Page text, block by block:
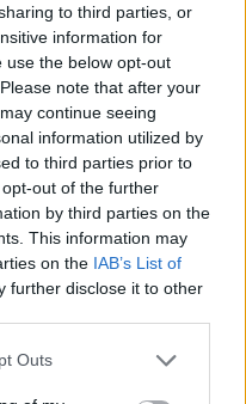
to third parties, or
information for
use the below opt-out
note that after your
continue seeing
information utilized by
to third parties prior to
out of the further
by third parties on the
This information may
on the IAB’s List of
further disclose it to other
Outs
az
ha nem
érkező drón
nem